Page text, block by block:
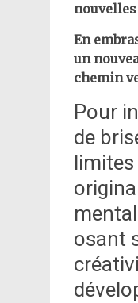
En
un
chemin
Pour
de
limites
osant